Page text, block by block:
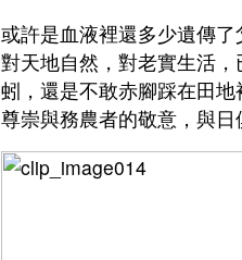
或許是血液裡還多少遺傳
對天地自然，對老實生活
蚓，還是不敢赤腳踩在田
尊崇與務農者的敬意，與日